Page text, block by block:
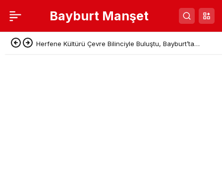
Bayburt Manşet
Herfene Kültürü Çevre Bilinciyle Buluştu, Bayburt’ta